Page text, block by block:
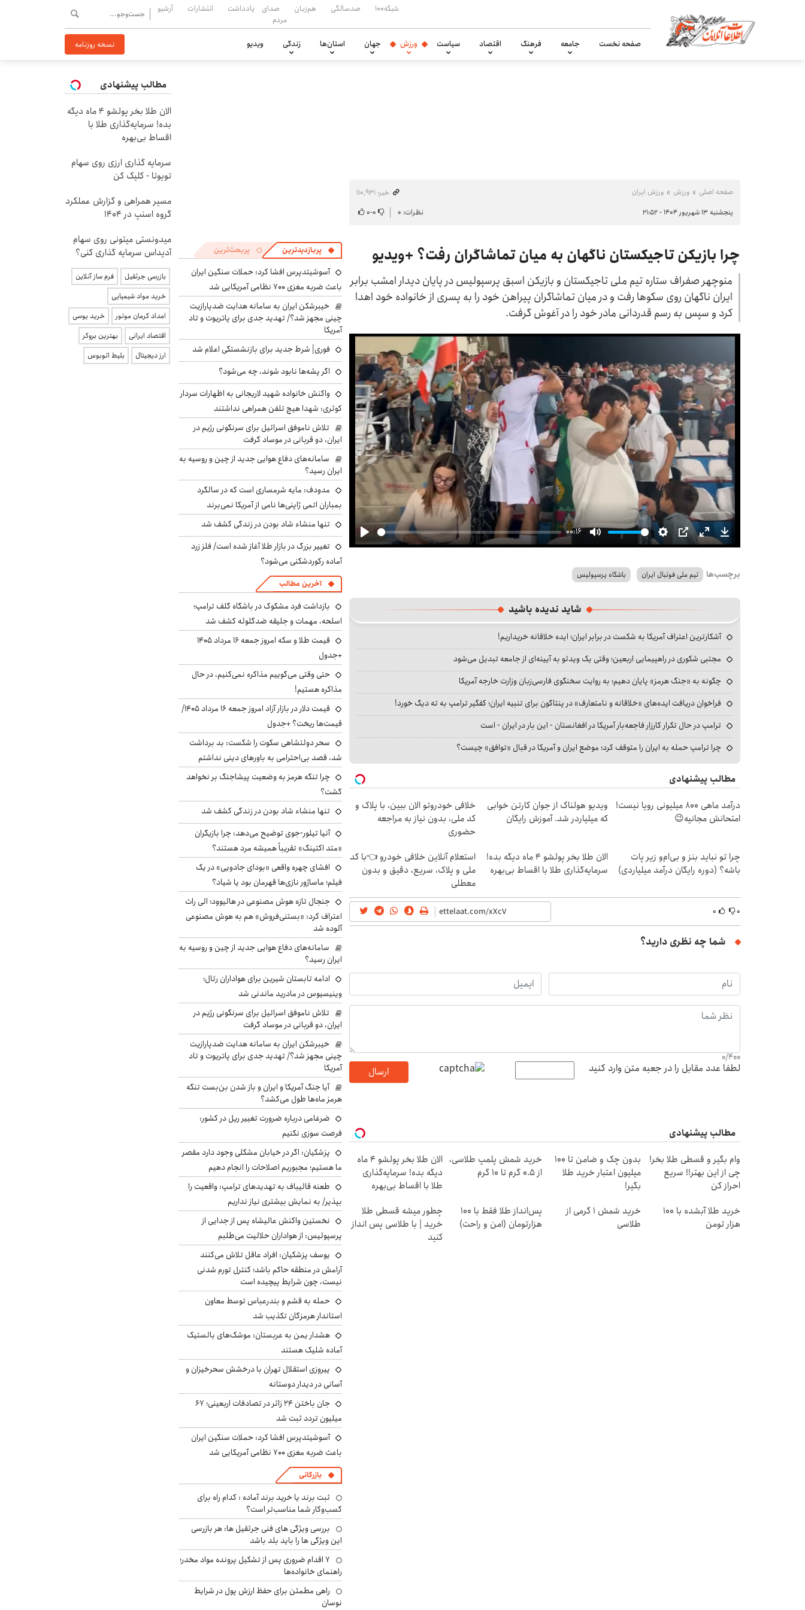
شبکه۱۰۰ صدسالگی هم‌زبان
صدای
مردم
یادداشت انتشارات آرشیو
صفحه نخست جامعه فرهنگ اقتصاد سیاست ورزش جهان استان‌ها زندگی ویدیو نسخه روزنامه
صفحه اصلی ورزش ورزش ایران
خبر: ۱۱۰٬۹۳۱
پنجشنبه ۱۳ شهریور ۱۴۰۴ - ۲۱:۵۲
نظرات: ۰ ۰-۰
چرا بازیکن تاجیکستان ناگهان به میان تماشاگران رفت؟ +ویدیو
منوچهر صفراف ستاره تیم ملی تاجیکستان و بازیکن اسبق پرسپولیس در پایان دیدار امشب برابر
ایران ناگهان روی سکوها رفت و در میان تماشاگران پیراهن خود را به پسری از خانواده خود اهدا
کرد و سپس به رسم قدردانی مادر خود را در آغوش گرفت.
Play
00:16
Mute Settings
PIP EnterDownload
برچسب‌ها تیم ملی فوتبال ایران باشگاه پرسپولیس
شاید ندیده باشید
آشکارترین اعتراف آمریکا به شکست در برابر ایران؛ ایده خلاقانه خریداریم!
مجتبی شکوری در راهپیمایی اربعین؛ وقتی یک ویدئو به آیینه‌ای از جامعه تبدیل می‌شود
چگونه به «جنگ هرمز» پایان دهیم؛ به روایت سخنگوی فارسی‌زبان وزارت خارجه آمریکا
فراخوان دریافت ایده‌های «خلاقانه و نامتعارف» در پنتاگون برای تنبیه ایران؛ کفگیر ترامپ به ته دیگ خورد!
ترامپ در حال تکرار کارزار فاجعه‌بار آمریکا در افغانستان - این بار در ایران - است
چرا ترامپ حمله به ایران را متوقف کرد؛ موضع ایران و آمریکا در قبال «توافق» چیست؟
مطالب پیشنهادی
درآمد ماهی 800 میلیونی رویا نیست!
امتحانش مجانیه😉
ویدیو هولناک از جوان کارتن خوابی
که میلیاردر شد. آموزش رایگان
خلافی خودروتو الان ببین، با پلاک و
کد ملی، بدون نیاز به مراجعه
حضوری
چرا تو نباید بنز و بی‌ام‌و زیر پات
باشه؟ (دوره رایگان درآمد میلیاردی)
الان طلا بخر پولشو 4 ماه دیگه بده!
سرمایه‌گذاری طلا با اقساط بی‌بهره
استعلام آنلاین خلافی خودرو 👈با کد
ملی و پلاک، سریع، دقیق و بدون
معطلی
۰ ۰
شما چه نظری دارید؟
0/400
لطفا عدد مقابل را در جعبه متن وارد کنید ارسال
مطالب پیشنهادی
وام بگیر و قسطی طلا بخر!
چی از این بهتر!! سریع
احراز کن
بدون چک و ضامن تا 100
میلیون اعتبار خرید طلا
بگیر!
خرید شمش پلمپ طلاسی،
از ۰.۵ گرم تا ۱۰ گرم
الان طلا بخر پولشو 4 ماه
دیگه بده! سرمایه‌گذاری
طلا با اقساط بی‌بهره
خرید طلا آبشده با 100
هزار تومن
خرید شمش 1 گرمی از
طلاسی
پس‌انداز طلا فقط با ۱۰۰
هزارتومان (امن و راحت)
چطور میشه قسطی طلا
خرید | با طلاسی پس انداز
کنید
پربازدیدترین پربحث‌ترین
آسوشیتدپرس افشا کرد: حملات سنگین ایران
باعث ضربه مغزی ۷۰۰ نظامی آمریکایی شد
خیبرشکن ایران به سامانه هدایت ضدپارازیت
چینی مجهز شد؟/ تهدید جدی برای پاتریوت و تاد
آمریکا
فوری| شرط جدید برای بازنشستگی اعلام شد
اگر پشه‌ها نابود شوند، چه می‌شود؟
واکنش خانواده شهید لاریجانی به اظهارات سردار
کوثری: شهدا هیچ تلفن همراهی نداشتند
تلاش ناموفق اسرائیل برای سرنگونی رژیم در
ایران، دو قربانی در موساد گرفت
سامانه‌های دفاع هوایی جدید از چین و روسیه به
ایران رسید؟
مدودف: مایه شرمساری است که در سالگرد
بمباران اتمی ژاپنی‌ها نامی از آمریکا نمی‌برند
تنها منشاء شاد بودن در زندگی کشف شد
تغییر بزرگ در بازار طلا آغاز شده است/ فلز زرد
آماده رکوردشکنی می‌شود؟
آخرین مطالب
بازداشت فرد مشکوک در باشگاه گلف ترامپ؛
اسلحه، مهمات و جلیقه ضدگلوله کشف شد
قیمت طلا و سکه امروز جمعه ۱۶ مرداد ۱۴۰۵
+جدول
حتی وقتی می‌گوییم مذاکره نمی‌کنیم، در حال
مذاکره هستیم!
قیمت دلار در بازار آزاد امروز جمعه ۱۶ مرداد ۱۴۰۵/
قیمت‌ها ریخت؟ +جدول
سحر دولتشاهی سکوت را شکست: بد برداشت
شد، قصد بی‌احترامی به باورهای دینی نداشتم
چرا تنگه هرمز به وضعیت پیشاجنگ بر نخواهد
گشت؟
تنها منشاء شاد بودن در زندگی کشف شد
آنیا تیلور-جوی توضیح می‌دهد: چرا بازیگران
«متد اکتینگ» تقریباً همیشه مرد هستند؟
افشای چهره واقعی «بودای جادویی» در یک
فیلم؛ ماساژور نازی‌ها قهرمان بود یا شیاد؟
جنجال تازه هوش مصنوعی در هالیوود؛ الی راث
اعتراف کرد: «بستنی‌فروش» هم به هوش مصنوعی
آلوده شد
سامانه‌های دفاع هوایی جدید از چین و روسیه به
ایران رسید؟
ادامه تابستان شیرین برای هواداران رئال؛
وینیسیوس در مادرید ماندنی شد
تلاش ناموفق اسرائیل برای سرنگونی رژیم در
ایران، دو قربانی در موساد گرفت
خیبرشکن ایران به سامانه هدایت ضدپارازیت
چینی مجهز شد؟/ تهدید جدی برای پاتریوت و تاد
آمریکا
آیا جنگ آمریکا و ایران و باز شدن بن‌بست تنگه
هرمز ماه‌ها طول می‌کشد؟
ضرغامی درباره ضرورت تغییر ریل در کشور:
فرصت سوزی نکنیم
پزشکیان: اگر در خیابان مشکلی وجود دارد مقصر
ما هستیم؛ مجبوریم اصلاحات را انجام دهیم
طعنه قالیباف به تهدیدهای ترامپ: واقعیت را
بپذیر/ به نمایش بیشتری نیاز نداریم
نخستین واکنش عالیشاه پس از جدایی از
پرسپولیس: از هواداران حلالیت می‌طلبم
یوسف پزشکیان: افراد عاقل تلاش می‌کنند
آرامش در منطقه حاکم باشد؛ کنترل تورم شدنی
نیست، چون شرایط پیچیده است
حمله به قشم و بندرعباس توسط معاون
استاندار هرمزگان تکذیب شد
هشدار یمن به عربستان: موشک‌های بالستیک
آماده شلیک هستند
پیروزی استقلال تهران با درخشش سحرخیزان و
آسانی در دیدار دوستانه
جان باختن ۲۴ زائر در تصادفات اربعینی؛ ۶۷
میلیون تردد ثبت شد
آسوشیتدپرس افشا کرد: حملات سنگین ایران
باعث ضربه مغزی ۷۰۰ نظامی آمریکایی شد
بازرگانی
ثبت برند یا خرید برند آماده : کدام راه برای
کسب‌وکار شما مناسب‌تر است؟
بررسی ویژگی های فنی جرثقیل ها: هر بازرسی
این ویژگی ها را باید بلد باشد
۷ اقدام ضروری پس از تشکیل پرونده مواد مخدر؛
راهنمای خانواده‌ها
راهی مطمئن برای حفظ ارزش پول در شرایط
نوسان
مطالب پیشنهادی
الان طلا بخر پولشو 4 ماه دیگه
بده! سرمایه‌گذاری طلا با
اقساط بی‌بهره
سرمایه گذاری ارزی روی سهام
تویوتا - کلیک کن
مسیر همراهی و گزارش عملکرد
گروه اسنپ در ۱۴۰۴
میدونستی میتونی روی سهام
آدیداس سرمایه گذاری کنی؟
بازرسی جرثقیل
فرم ساز آنلاین
خرید مواد شیمیایی
امداد کرمان موتور
خرید یوسی
اقتصاد ایرانی
بهترین بروکر
ارز دیجیتال
بلیط اتوبوس